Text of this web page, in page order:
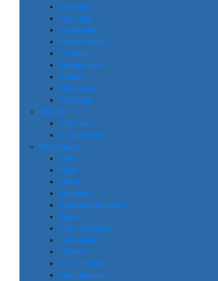
Розовые
Красные
Бордовые
Фиолетовые
Голубые
Бирюзовые
Синие
Металлик
Золотые
Форма
Простые
С фрамугой
Материалы
ПВХ
МДФ
Шпон
Экошпон
Ламинированные
Эмаль
Под покраску
Крашеные
Глухие
Со стеклом
Зеркальные